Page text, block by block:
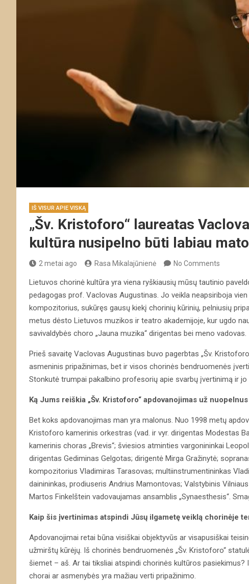
IŠ VISUR APIE VISKĄ
„Šv. Kristoforo“ laureatas
kultūra nusipelno būti labiau
2 metai ago Rasa Mikalajūnienė No Comments
Lietuvos chorinė kultūra yra viena ryškiausių mūsų tautinio
pedagogas prof. Vaclovas Augustinas. Jo veikla neapsiriboja
kompozitorius, sukūręs gausų kiekį chorinių kūrinių, pelniusių
metus dėsto Lietuvos muzikos ir teatro akademijoje, kur ugdo
savivaldybės choro „Jauna muzika“ dirigentas bei meno vadovas.
Prieš savaitę Vaclovas Augustinas buvo pagerbtas „Šv.
asmeninis pripažinimas, bet ir visos chorinės bendruomenės
Stonkutė trumpai pakalbino profesorių apie svarbų įvertinimą ir
Ką Jums reiškia „Šv. Kristoforo“ apdovanojimas už
Bet koks apdovanojimas man yra malonus. Nuo 1998 metų
Kristoforo kamerinis orkestras (vad. ir vyr. dirigentas Modestas
kamerinis choras „Brevis“; šviesios atminties vargonininkai
dirigentas Gediminas Gelgotas; dirigentė Mirga Gražinytė;
kompozitorius Vladimiras Tarasovas; multiinstrumentininkas
dainininkas, prodiuseris Andrius Mamontovas; Valstybinis
Martos Finkelštein vadovaujamas ansamblis „Synaesthesis“.
Kaip šis įvertinimas atspindi Jūsų ilgametę veiklą chorinėje
Apdovanojimai retai būna visiškai objektyvūs ar visapusiškai
užmirštų kūrėjų. Iš chorinės bendruomenės „Šv. Kristoforo“
šiemet – aš. Ar tai tiksliai atspindi chorinės kultūros pasiekimus?
chorai ar asmenybės yra mažiau verti pripažinimo.